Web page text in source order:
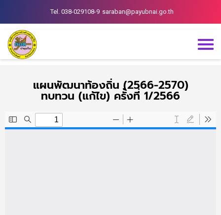
Tel. 038-029108-9 saraban@payubnai.go.th
แผนพัฒนาท้องถิ่น (2566-2570)
ทบทวน (แก้ไข) ครั้งที่ 1/2566